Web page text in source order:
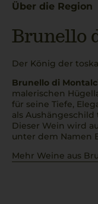
Über die Region
Brunello
Der König der
Brunello di
malerischen
für seine Tiefe,
als
Dieser Wein wird
unter dem Namen
Mehr Weine aus